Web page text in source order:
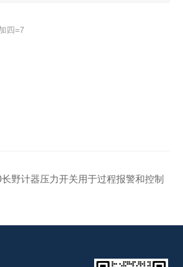
四=7
野计器压力开关用于过程报警和控制